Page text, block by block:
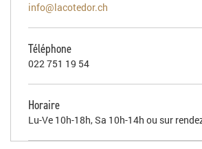
info@lacotedor.ch
Téléphone
022 751 19 54
Horaire
Lu-Ve 10h-18h, Sa 10h-14h ou sur